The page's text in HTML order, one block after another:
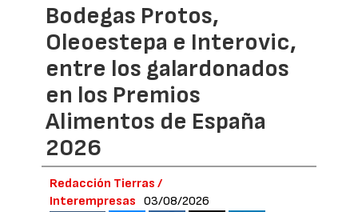
Bodegas Protos,
Oleoestepa e Interovic,
entre los galardonados
en los Premios
Alimentos de España
2026
Redacción Tierras /
Interempresas
03/08/2026